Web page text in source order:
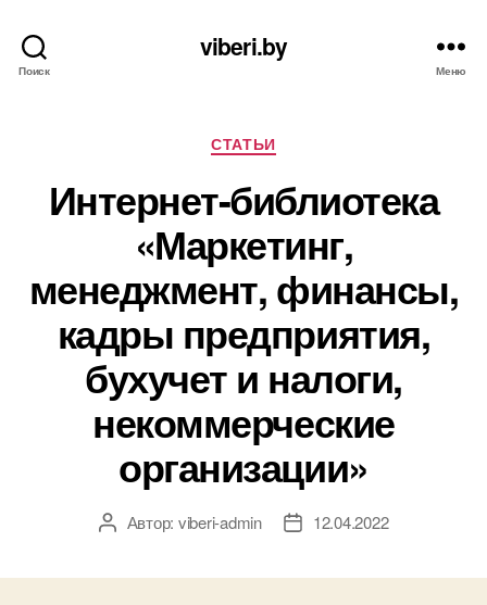
Поиск
viberi.by
Меню
Рубрики
СТАТЬИ
Интернет-библиотека
«Маркетинг,
менеджмент, финансы,
кадры предприятия,
бухучет и налоги,
некоммерческие
организации»
АвторАвтор: viberi-admin
Дата12.04.2022